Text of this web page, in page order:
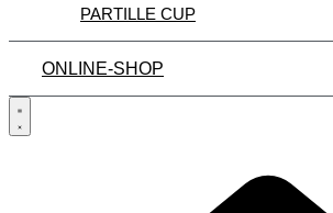
PARTILLE CUP
ONLINE-SHOP